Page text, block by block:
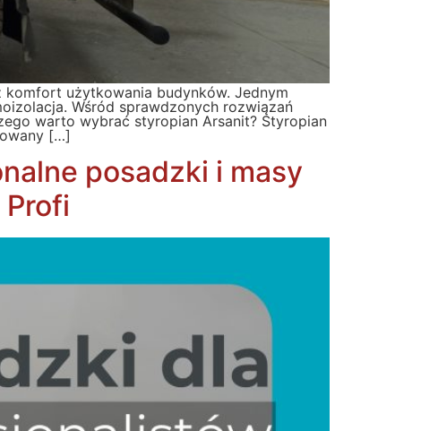
komfort użytkowania budynków. Jednym
Wśród sprawdzonych rozwiązań
warto wybrać styropian Arsanit? Styropian
[…]
posadzki i masy